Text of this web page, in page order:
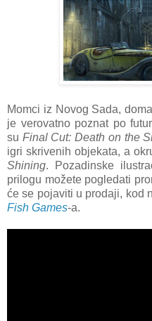
Momci iz Novog Sada,
je verovatno poznat po
su Final Cut: Death on the
igri skrivenih objekata, a
Shining. Pozadinske
prilogu možete pogledati
će se pojaviti u prodaji, kod
Fish Games-a.